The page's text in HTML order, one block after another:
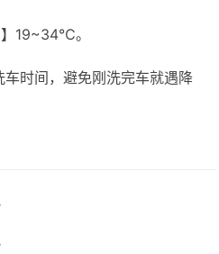
19~34℃。
时间，避免刚洗完车就遇降